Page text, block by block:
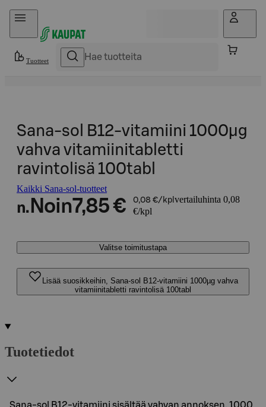
Hyppää sisältöön
Tuotteet
Sana-sol B12-vitamiini 1000µg
vahva vitamiinitabletti
ravintolisä 100tabl
Kaikki Sana-sol-tuotteet
n. Noin7,85 € 0,08 €/kpl vertailuhinta 0,08
€/kpl
Valitse toimitustapa
Lisää suosikkeihin, Sana-sol B12-vitamiini 1000µg vahva
vitamiinitabletti ravintolisä 100tabl
Tuotetiedot